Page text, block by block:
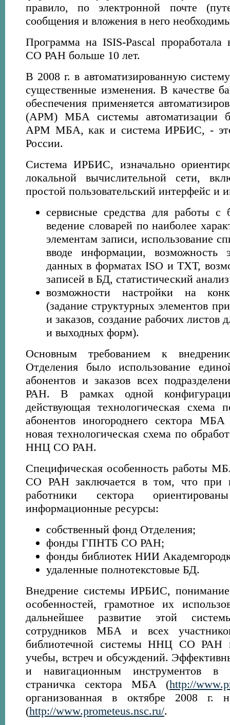
правило, по электронной почте
сообщения и вложения в него
Программа на ISIS-Pascal
СО РАН больше 10 лет.
В 2008 г. в автоматизированную
существенные изменения. В качестве
обеспечения применяется
(АРМ) МБА системы автоматизации
АРМ МБА, как и система ИРБИС, -
России.
Система ИРБИС, изначально
локальной вычислительной сети,
простой пользовательский интерфейс и
сервисные средства для работы
ведение словарей по наиболее
элементам записи, использование
вводе информации, возможность
данных в форматах ISO и TXT,
записей в БД, статистический
возможности настройки на
(задание структурных элементов
и заказов, создание рабочих листов
и выходных форм).
Основным требованием к
Отделения было использование
абонентов и заказов всех
РАН. В рамках одной
действующая технологическая схема
абонентов иногороднего сектора
новая технологическая схема по
ННЦ СО РАН.
Специфическая особенность работы
СО РАН заключается в том, что при
работники сектора
информационные ресурсы:
собственный фонд Отделения;
фонды ГПНТБ СО РАН;
фонды библиотек НИИ
удаленные полнотекстовые БД.
Внедрение системы ИРБИС, понимание
особенностей, грамотное их
дальнейшее развитие этой
сотрудников МБА и всех
библиотечной системы ННЦ СО РАН
учебы, встреч и обсуждений.
и навигационным инструментов в
страничка сектора МБА (http://
организованная в октябре 2008 г.
(http://www.prometeus.nsc.ru/.